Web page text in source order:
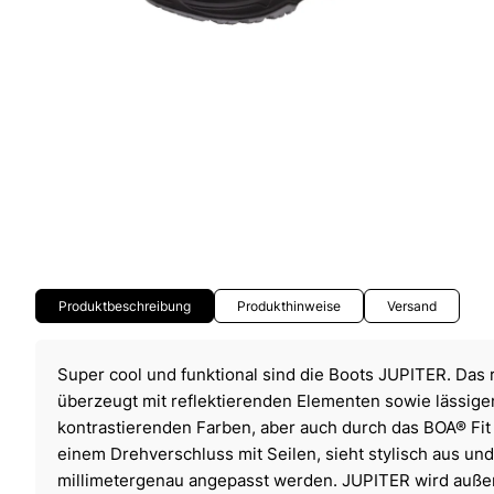
Produktbeschreibung Produkthinweise Versand
Super cool und funktional sind die Boots JUPITER.
überzeugt mit reflektierenden Elementen sowie
kontrastierenden Farben, aber auch durch das BOA®
einem Drehverschluss mit Seilen, sieht stylisch aus
millimetergenau angepasst werden. JUPITER wird